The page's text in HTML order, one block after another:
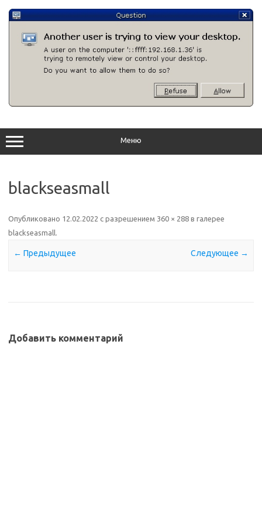
содержимому
Меню
blackseasmall
Опубликовано 12.02.2022 с разрешением 360 × 288 в галерее
blackseasmall.
← Предыдущее Следующее →
Добавить комментарий